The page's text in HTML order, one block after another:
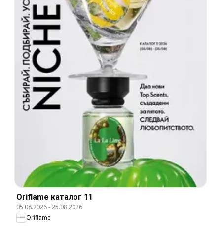
Oriflame каталог 11
05.08.2026-25.08.2026
Oriflame